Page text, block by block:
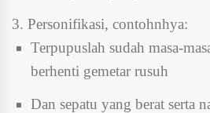
3. Personifikasi, contohnhya:
Terpupuslah sudah masa-
berhenti gemetar rusuh
Dan sepatu yang berat serta